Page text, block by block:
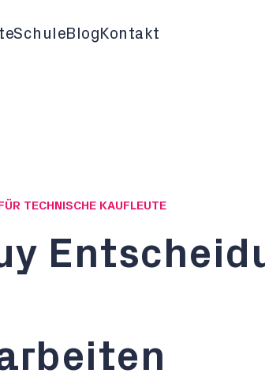
Schule Blog Kontakt
TECHNISCHE KAUFLEUTE